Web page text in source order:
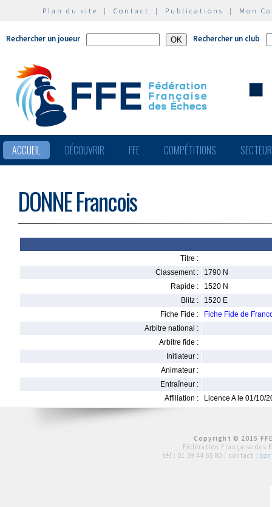
Plan du site | Contact | Publications | Mon
Rechercher un joueur Rechercher un club
ACCUEIL DÉCOUVRIR FFE COMPÉTITIONS
DONNE Francois
Titre :
Classement :
1790 N
Rapide :
1520 N
Blitz :
1520 E
Fiche Fide :
Fiche Fide de
Arbitre national :
Arbitre fide :
Initiateur :
Animateur :
Entraîneur :
Affiliation :
Licence A le 01/10/
Copyright © 2015
Fédération Française des
tél : 01 39 44 65 80 | contact :